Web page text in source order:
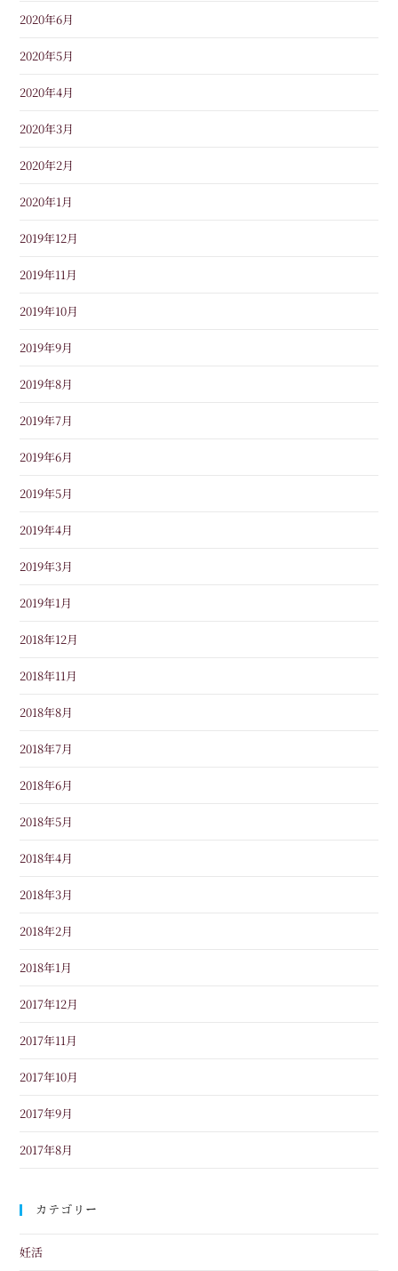
2020年6月
2020年5月
2020年4月
2020年3月
2020年2月
2020年1月
2019年12月
2019年11月
2019年10月
2019年9月
2019年8月
2019年7月
2019年6月
2019年5月
2019年4月
2019年3月
2019年1月
2018年12月
2018年11月
2018年8月
2018年7月
2018年6月
2018年5月
2018年4月
2018年3月
2018年2月
2018年1月
2017年12月
2017年11月
2017年10月
2017年9月
2017年8月
カテゴリー
妊活